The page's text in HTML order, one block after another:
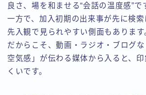
良さ、場を和ませる“会話の温度感”で
一方で、加入初期の出来事が先に検索
先入観で見られやすい側面もあります
だからこそ、動画・ラジオ・ブログ
空気感」が伝わる媒体から入ると、
くいです。